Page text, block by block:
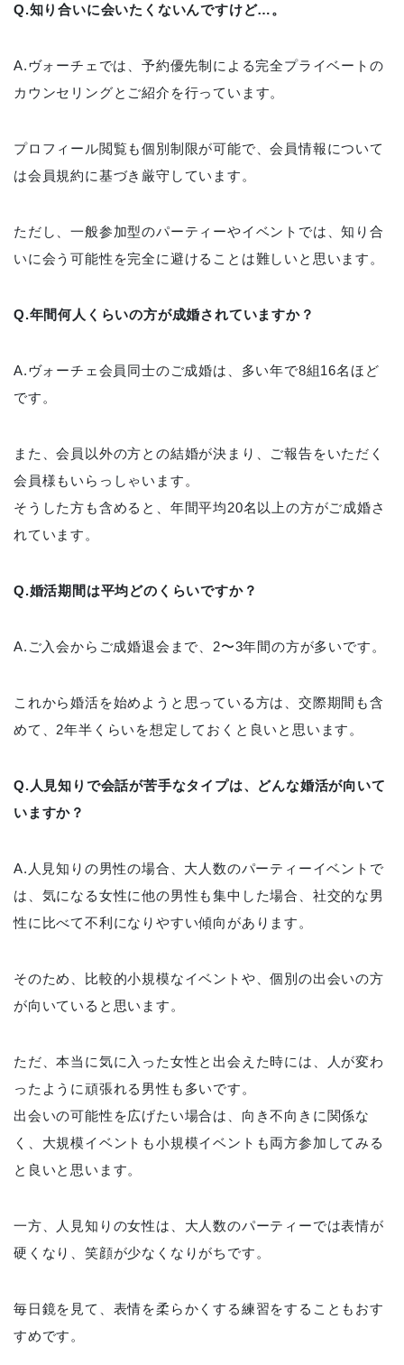
Q.知り合いに会いたくないんですけど…。
A.ヴォーチェでは、予約優先制による完全プライベートの
カウンセリングとご紹介を行っています。
プロフィール閲覧も個別制限が可能で、会員情報について
は会員規約に基づき厳守しています。
ただし、一般参加型のパーティーやイベントでは、知り合
いに会う可能性を完全に避けることは難しいと思います。
Q.年間何人くらいの方が成婚されていますか？
A.ヴォーチェ会員同士のご成婚は、多い年で8組16名ほど
です。
また、会員以外の方との結婚が決まり、ご報告をいただく
会員様もいらっしゃいます。
そうした方も含めると、年間平均20名以上の方がご成婚さ
れています。
Q.婚活期間は平均どのくらいですか？
A.ご入会からご成婚退会まで、2〜3年間の方が多いです。
これから婚活を始めようと思っている方は、交際期間も含
めて、2年半くらいを想定しておくと良いと思います。
Q.人見知りで会話が苦手なタイプは、どんな婚活が向いて
いますか？
A.人見知りの男性の場合、大人数のパーティーイベントで
は、気になる女性に他の男性も集中した場合、社交的な男
性に比べて不利になりやすい傾向があります。
そのため、比較的小規模なイベントや、個別の出会いの方
が向いていると思います。
ただ、本当に気に入った女性と出会えた時には、人が変わ
ったように頑張れる男性も多いです。
出会いの可能性を広げたい場合は、向き不向きに関係な
く、大規模イベントも小規模イベントも両方参加してみる
と良いと思います。
一方、人見知りの女性は、大人数のパーティーでは表情が
硬くなり、笑顔が少なくなりがちです。
毎日鏡を見て、表情を柔らかくする練習をすることもおす
すめです。